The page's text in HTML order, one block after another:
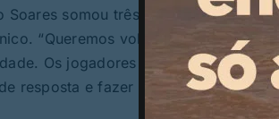
Soares somou três derrotas e um
“Queremos voltar às vitórias.
Os jogadores têm trabalhado
resposta e fazer um bom